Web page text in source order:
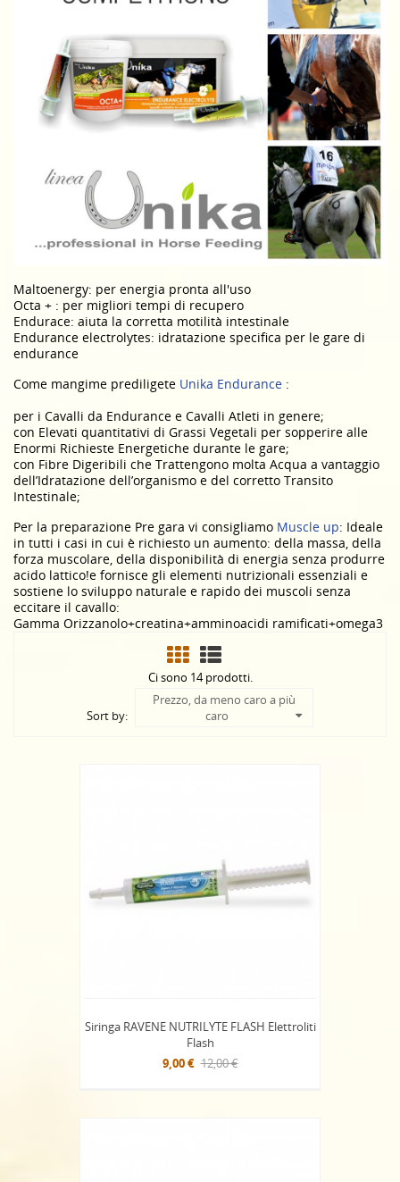
Maltoenergy: per energia pronta all'uso
Octa + : per migliori tempi di recupero
Endurace: aiuta la corretta motilità intestinale
Endurance electrolytes: idratazione specifica per le gare di
endurance
Come mangime prediligete Unika Endurance :
per i Cavalli da Endurance e Cavalli Atleti in genere;
con Elevati quantitativi di Grassi Vegetali per sopperire alle
Enormi Richieste Energetiche durante le gare;
con Fibre Digeribili che Trattengono molta Acqua a vantaggio
dell’Idratazione dell’organismo e del corretto Transito
Intestinale;
Per la preparazione Pre gara vi consigliamo Muscle up: Ideale
in tutti i casi in cui è richiesto un aumento: della massa, della
forza muscolare, della disponibilità di energia senza produrre
acido lattico!e fornisce gli elementi nutrizionali essenziali e
sostiene lo sviluppo naturale e rapido dei muscoli senza
eccitare il cavallo:
Gamma Orizzanolo+creatina+amminoacidi ramificati+omega3
Ci sono 14 prodotti.
Sort by:
Prezzo, da meno caro a più
caro
Siringa RAVENE NUTRILYTE FLASH Elettroliti
Flash
9,00 € 12,00 €